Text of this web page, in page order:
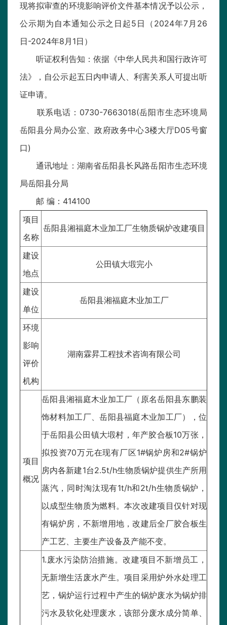
现将拟审查的环境影响评价文件基本情况予以公示，
公示期为自本通知公示之日起5日（2024年7月26
日-2024年8月1日）
听证权利告知：依据《中华人民共和国行政许可
法》，自公示起五日内申请人、利害关系人可提出听
证申请。
联系电话：0730-7663018(岳阳市生态环境局
岳阳县分局办公室、政府政务中心3楼大厅D05号窗
口)
通讯地址：湖南省岳阳县长风路岳阳市生态环境
局岳阳县分局
邮 编：414100
项目
名称
岳阳县湘福庭木业加工厂生物质锅炉改建项目
建设
地点
公田镇大塅完小
建设
单位
岳阳县湘福庭木业加工厂
环境
影响
评价
机构
湖南霖昇工程技术咨询有限公司
项目
概况
岳阳县湘福庭木业加工厂（原名岳阳县东鹏装
饰材料加工厂、岳阳县福庭木业加工厂），位
于岳阳县公田镇大塅村，年产胶合板10万张，
拟投资70万元在现有厂区1#锅炉房和2#锅炉
房内各新建1台2.5t/h生物质锅炉提供生产所用
蒸汽，同时淘汰现有1t/h和2t/h生物质锅炉，
以成型生物质为燃料。本次改建项目仅针对现
有锅炉房，不新增用地，改建后全厂胶合板生
产工艺、主要生产设备及产能不变。
1.废水污染防治措施。改建项目不新增员工，
无新增生活废水产生。项目采用炉外水处理工
艺，锅炉运行过程中产生的锅炉废水为锅炉排
污水及软化处理废水，该部分废水成分简单、